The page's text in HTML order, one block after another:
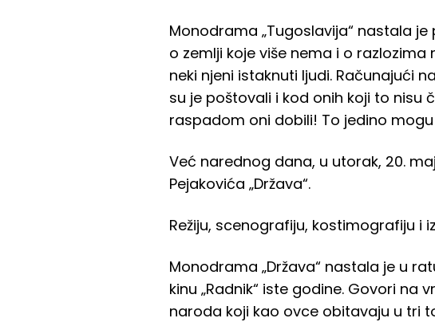
Monodrama „Tugoslavija“ nastala
o zemlji koje više nema i o
neki njeni istaknuti ljudi. Računajući
su je poštovali i kod onih koji to nisu
raspadom oni dobili! To jedino
Već narednog dana, u utorak, 20.
Pejakovića „Država“.
Režiju, scenografiju, kostimografiju i
Monodrama „Država“ nastala je u
kinu „Radnik“ iste godine. Govori na
naroda koji kao ovce obitavaju u tri